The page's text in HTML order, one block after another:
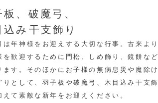
板、破魔弓、
込み干支飾り
は年神様をお迎えする大切な行事。古来より
を歓迎するために門松、しめ飾り、鏡餅など
ます。そのほかに お子様の無病息災や魔除け
りとして、羽子板や破魔弓、木目込み干支飾
えて素敵な新年をお迎えください。